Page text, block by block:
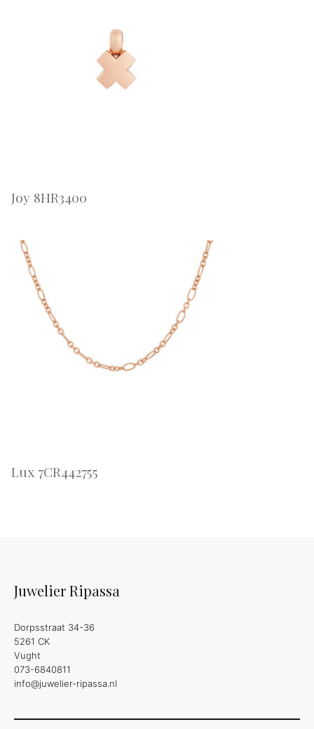
Joy 8HR3400
Lux 7CR442755
Juwelier Ripassa
Dorpsstraat 34-36
5261 CK
Vught
073-6840811
info@juwelier-ripassa.nl